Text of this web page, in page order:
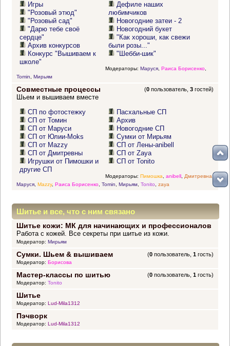
Игры
"Розовый этюд"
"Розовый сад"
"Дарю тебе своё
сердце"
Архив конкурсов
Конкурс "Вышиваем к
школе"
Дефиле наших
любимчиков
Новогодние затеи - 2
Новогодний букет
"Как хороши, как свежи
были розы..."
"Шебби-шик"
Модераторы: Маруся, Раиса Борисенко,
Tomin
Мирьям
Совместные процессы (0 пользователь,3 гостей)
Шьем и вышиваем вместе
СП по фотостежку
СП от Томин
СП от Маруси
СП от Юлии-Moks
СП от Mazzy
СП от Дмитревны
Игрушки от Пимошки и
другие СП
Пасхальные СП
Архив
Новогодние СП
Сумки от Мирьям
СП от Лены-anibell
СП от Zaya
СП от Tonito
Модераторы: Пимошка anibell, Дмитревна,
Маруся, Mazzy, Раиса Борисенко, Tomin Мирьям, Tonito zaya
Шитье и все, что с ним связано
Шитье кожи: МК для начинающих и профессионалов
Работа с кожей. Все секреты при шитье из кожи.
Модератор: Мирьям
Сумки. Шьем & вышиваем (0 пользователь,1 гость)
Модератор: Борисова
Мастер-классы по шитью (0 пользователь,1 гость)
Модератор: Tonito
Шитье
Модератор: Lud-Mila1312
Пэчворк
Модератор: Lud-Mila1312